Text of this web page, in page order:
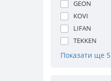
GEON
KOVI
LIFAN
TEKKEN
Показати ще 5